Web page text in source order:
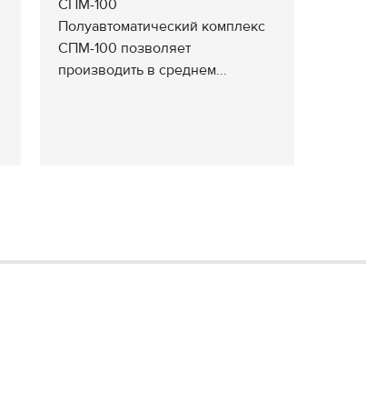
СПМ-100
Полуавтоматический комплекс
СПМ-100 позволяет
производить в среднем...